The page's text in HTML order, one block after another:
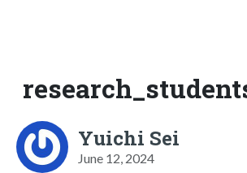
Yuichi Sei
June 12, 2024